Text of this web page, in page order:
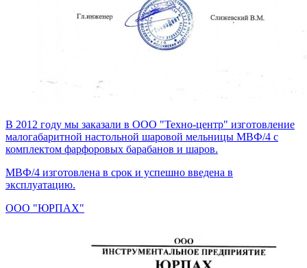
В 2012 году мы заказали в ООО "Техно-центр" изготовление
малогабаритной настольной шаровой мельницы МВФ/4 с
комплектом фарфоровых барабанов и шаров.
МВФ/4 изготовлена в срок и успешно введена в
эксплуатацию.
ООО "ЮРПАХ"